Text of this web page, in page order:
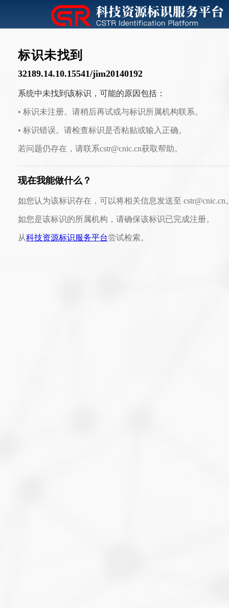
标识未找到
32189.14.10.15541/jim20140192
系统中未找到该标识，可能的原因包括：
• 标识未注册。请稍后再试或与标识所属机构联系。
• 标识错误。请检查标识是否粘贴或输入正确。
若问题仍存在，请联系cstr@cnic.cn获取帮助。
现在我能做什么？
如您认为该标识存在，可以将相关信息发送至 cstr@cnic.cn
如您是该标识的所属机构，请确保该标识已完成注册。
从科技资源标识服务平台尝试检索。